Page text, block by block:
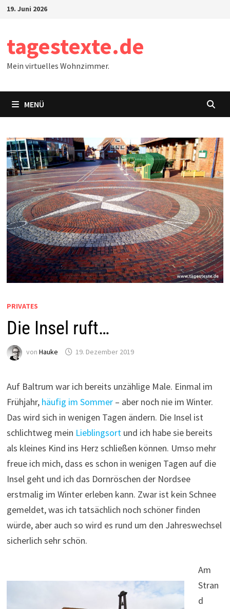
Zum19. Juni 2026
tagestexte.de
Mein virtuelles Wohnzimmer.
MENÜ
PRIVATES
Die Insel ruft…
von Hauke 19. Dezember 2019
Auf Baltrum war ich bereits unzählige Male. Einmal im
Frühjahr, häufig im Sommer– aber noch nie im Winter.
Das wird sich in wenigen Tagen ändern. Die Insel ist
schlichtweg mein Lieblingsortund ich habe sie bereits
als kleines Kind ins Herz schließen können. Umso mehr
freue ich mich, dass es schon in wenigen Tagen auf die
Insel geht und ich das Dornröschen der Nordsee
erstmalig im Winter erleben kann. Zwar ist kein Schnee
gemeldet, was ich tatsächlich noch schöner finden
würde, aber auch so wird es rund um den Jahreswechsel
sicherlich sehr schön.
Am
Stran
d